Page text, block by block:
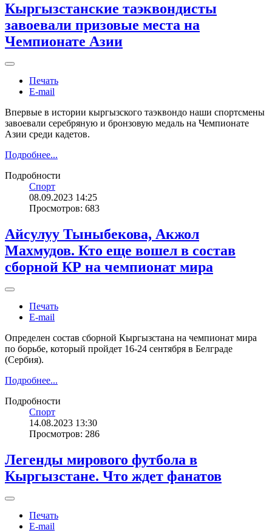
Кыргызстанские таэквондисты
завоевали призовые места на
Чемпионате Азии
Печать
E-mail
Впервые в истории кыргызского таэквондо наши спортсмены
завоевали серебряную и бронзовую медаль на Чемпионате
Азии среди кадетов.
Подробнее...
Подробности
Спорт
08.09.2023 14:25
Просмотров: 683
Айсулуу Тыныбекова, Акжол
Махмудов. Кто еще вошел в состав
сборной КР на чемпионат мира
Печать
E-mail
Определен состав сборной Кыргызстана на чемпионат мира
по борьбе, который пройдет 16-24 сентября в Белграде
(Сербия).
Подробнее...
Подробности
Спорт
14.08.2023 13:30
Просмотров: 286
Легенды мирового футбола в
Кыргызстане. Что ждет фанатов
Печать
E-mail